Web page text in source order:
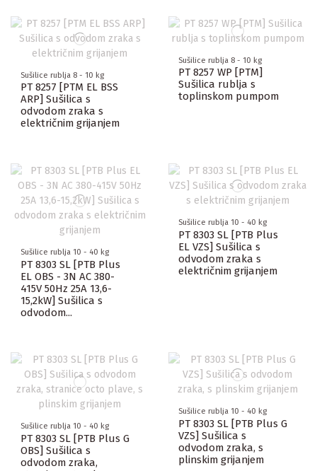
Sušilice rublja 8 - 10 kg
PT 8257 [PTM EL BSS
ARP] Sušilica s
odvodom zraka s
električnim grijanjem
Sušilice rublja 8 - 10 kg
PT 8257 WP [PTM]
Sušilica rublja s
toplinskom pumpom
Sušilice rublja 10 - 40 kg
PT 8303 SL [PTB Plus
EL OBS - 3N AC 380-
415V 50Hz 25A 13,6-
15,2kW] Sušilica s
odvodom...
Sušilice rublja 10 - 40 kg
PT 8303 SL [PTB Plus
EL VZS] Sušilica s
odvodom zraka s
električnim grijanjem
Sušilice rublja 10 - 40 kg
PT 8303 SL [PTB Plus G
OBS] Sušilica s
odvodom zraka,
Sušilice rublja 10 - 40 kg
PT 8303 SL [PTB Plus G
VZS] Sušilica s
odvodom zraka, s
plinskim grijanjem